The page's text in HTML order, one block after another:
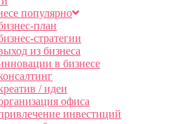
популярно
план
стратегии
из бизнеса
в бизнесе
/ идеи
офиса
инвестиций